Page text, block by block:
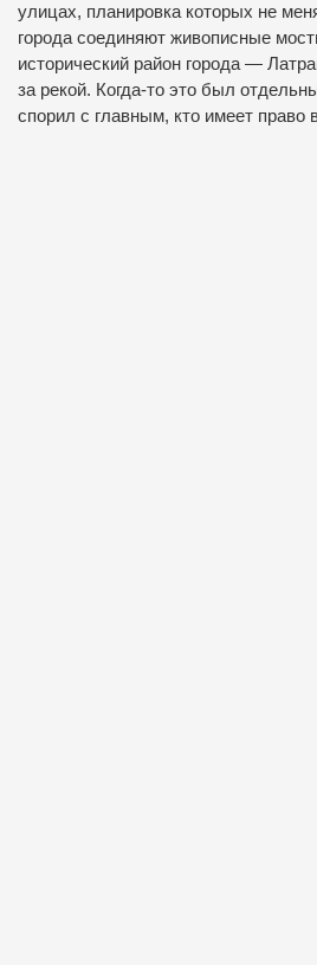
улицах, планировка которых не
города соединяют живописные
исторический район города —
за рекой. Когда-то это был
спорил с главным, кто имеет право